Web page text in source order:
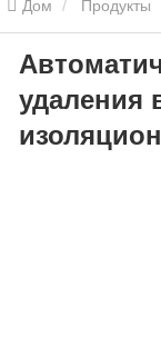
Дом Продукты
Автоматическая машина для удаления вертикальных кромок
изоляционного
удаления